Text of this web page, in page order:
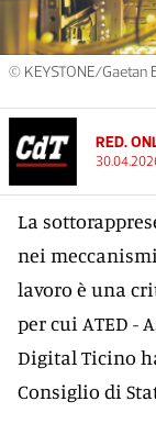
© KEYSTONE/Gaetan
RED.
La
nei
lavoro è una
per cui ATED -
Digital Ticino
Consiglio di